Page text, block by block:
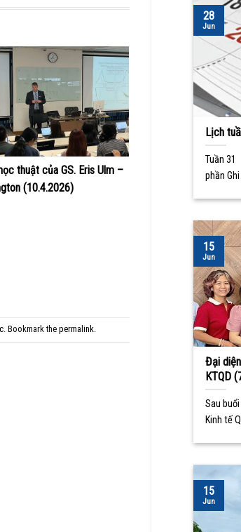
thuật của GS. Eris Ulm –
(10.4.2026)
. Bookmark the permalink.
Lịch
Tuần 31
phần
28
Jun
Đại
KTQD
Sau
Kinh tế
15
Jun
15
Jun